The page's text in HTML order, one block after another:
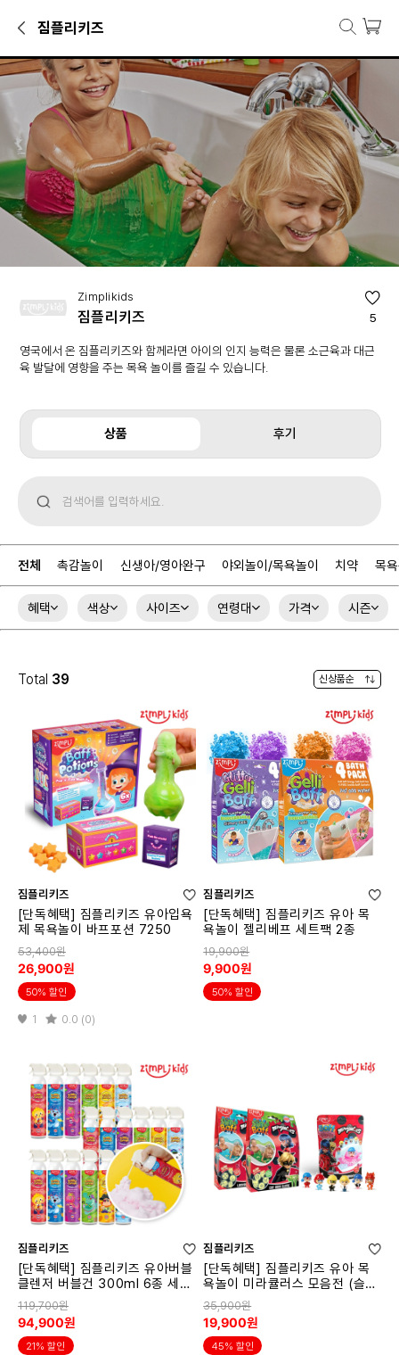
짐플리키즈
짐플리키즈 브랜드관
촉감놀이, 신생아·영아완구, 야외놀이·목욕놀이 등 짐플리키즈 인기 상
브랜드 소개
영국에서 온 짐플리키즈와 함께라면 아이의 인지 능력은 물론 소근육
Zimplikids
짐플리키즈 5
영국에서 온 짐플리키즈와 함께라면 아이의 인지 능력은 물론 소근육과 대근
육 발달에 영향을 주는 목욕 놀이를 즐길 수 있습니다.
상품 후기
전체 촉감놀이 신생아/영아완구 야외놀이/목욕놀이 치약 목
혜택 색상 사이즈 연령대 가격 시즌
Total 39
짐플리키즈
[단독혜택] 짐플리키즈 유아입욕
제 목욕놀이 바프포션 7250
53,400원
26,900원
50% 할인
1 0.0 (0)
짐플리키즈
[단독혜택] 짐플리키즈 유아 목
욕놀이 젤리베프 세트팩 2종
19,900원
9,900원
50% 할인
짐플리키즈
[단독혜택] 짐플리키즈 유아버블
클렌저 버블건 300ml 6종 세트
X3(총 18개입)
119,700원
94,900원
21% 할인
짐플리키즈
[단독혜택] 짐플리키즈 유아 목
욕놀이 미라큘러스 모음전 (슬라
임베프2종+서프라이즈 베스밤)
35,900원
19,900원
45% 할인